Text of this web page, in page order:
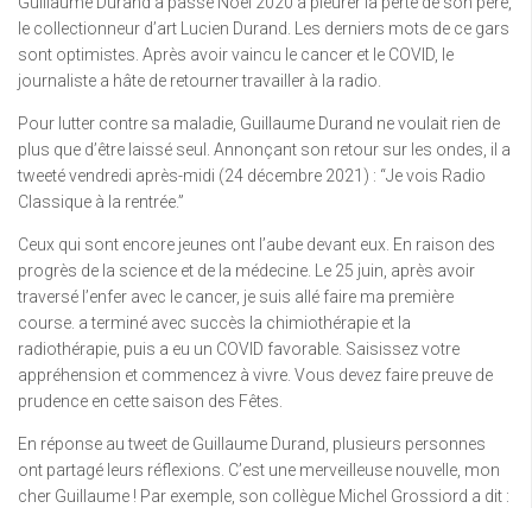
le collectionneur d’art Lucien Durand. Les derniers mots de ce gars
sont optimistes. Après avoir vaincu le cancer et le COVID, le
journaliste a hâte de retourner travailler à la radio.
Pour lutter contre sa maladie, Guillaume Durand ne voulait rien de
plus que d’être laissé seul. Annonçant son retour sur les ondes, il a
tweeté vendredi après-midi (24 décembre 2021) : “Je vois Radio
Classique à la rentrée.”
Ceux qui sont encore jeunes ont l’aube devant eux. En raison des
progrès de la science et de la médecine. Le 25 juin, après avoir
traversé l’enfer avec le cancer, je suis allé faire ma première
course. a terminé avec succès la chimiothérapie et la
radiothérapie, puis a eu un COVID favorable. Saisissez votre
appréhension et commencez à vivre. Vous devez faire preuve de
prudence en cette saison des Fêtes.
En réponse au tweet de Guillaume Durand, plusieurs personnes
ont partagé leurs réflexions. C’est une merveilleuse nouvelle, mon
cher Guillaume ! Par exemple, son collègue Michel Grossiord a dit :